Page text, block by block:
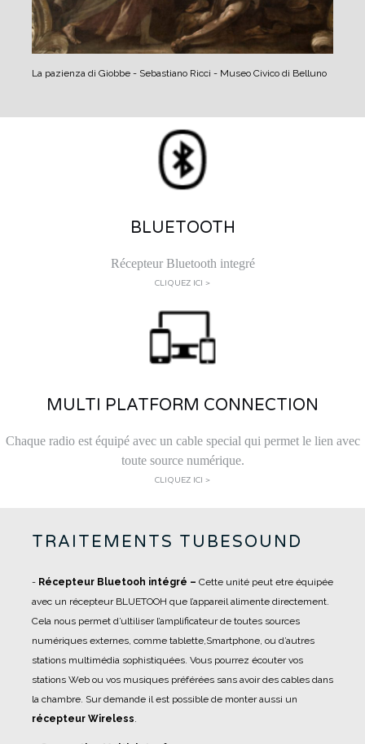
La pazienza di Giobbe - Sebastiano Ricci - Museo Civico di Belluno
BLUETOOTH
Récepteur Bluetooth integré
CLIQUEZ ICI >
MULTI PLATFORM CONNECTION
Chaque radio est équipé avec un cable special qui permet le lien avec
toute source numérique.
CLIQUEZ ICI >
TRAITEMENTS TUBESOUND
- Récepteur Bluetooh intégré – Cette unité peut etre équipée
avec un récepteur BLUETOOH que l’appareil alimente directement.
Cela nous permet d’ultiliser l’amplificateur de toutes sources
numériques externes, comme tablette,Smartphone, ou d’autres
stations multimédia sophistiquées. Vous pourrez écouter vos
stations Web ou vos musiques préférées sans avoir des cables dans
la chambre. Sur demande il est possible de monter aussi un
récepteur Wireless